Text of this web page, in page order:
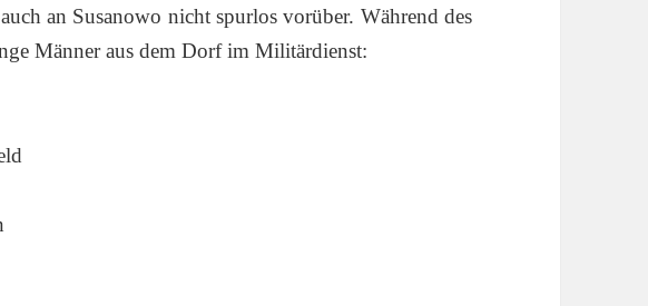
an Susanowo nicht spurlos vorüber. Während des
Männer aus dem Dorf im Militärdienst: